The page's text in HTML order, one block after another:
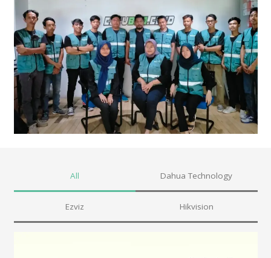
All Dahua Technology
Ezviz Hikvision